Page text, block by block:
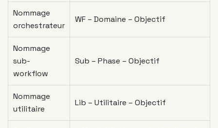
Nommage
orchestrateur
WF – Domaine – Objectif
Nommage
sub-
workflow
Sub – Phase – Objectif
Nommage
utilitaire
Lib – Utilitaire – Objectif